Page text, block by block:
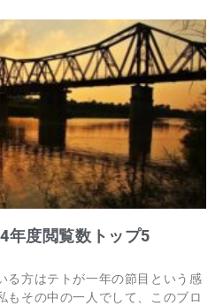
年度閲覧数トップ5
る方はテトが一年の節目という感
もその中の一人でして、このブロ